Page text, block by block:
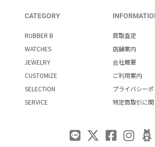
CATEGORY
RUBBER B
WATCHES
JEWELRY
CUSTOMIZE
SELECTION
SERVICE
買取査定
店舗案内
会社概要
ご利用案内
プライバシー
特定商取引に